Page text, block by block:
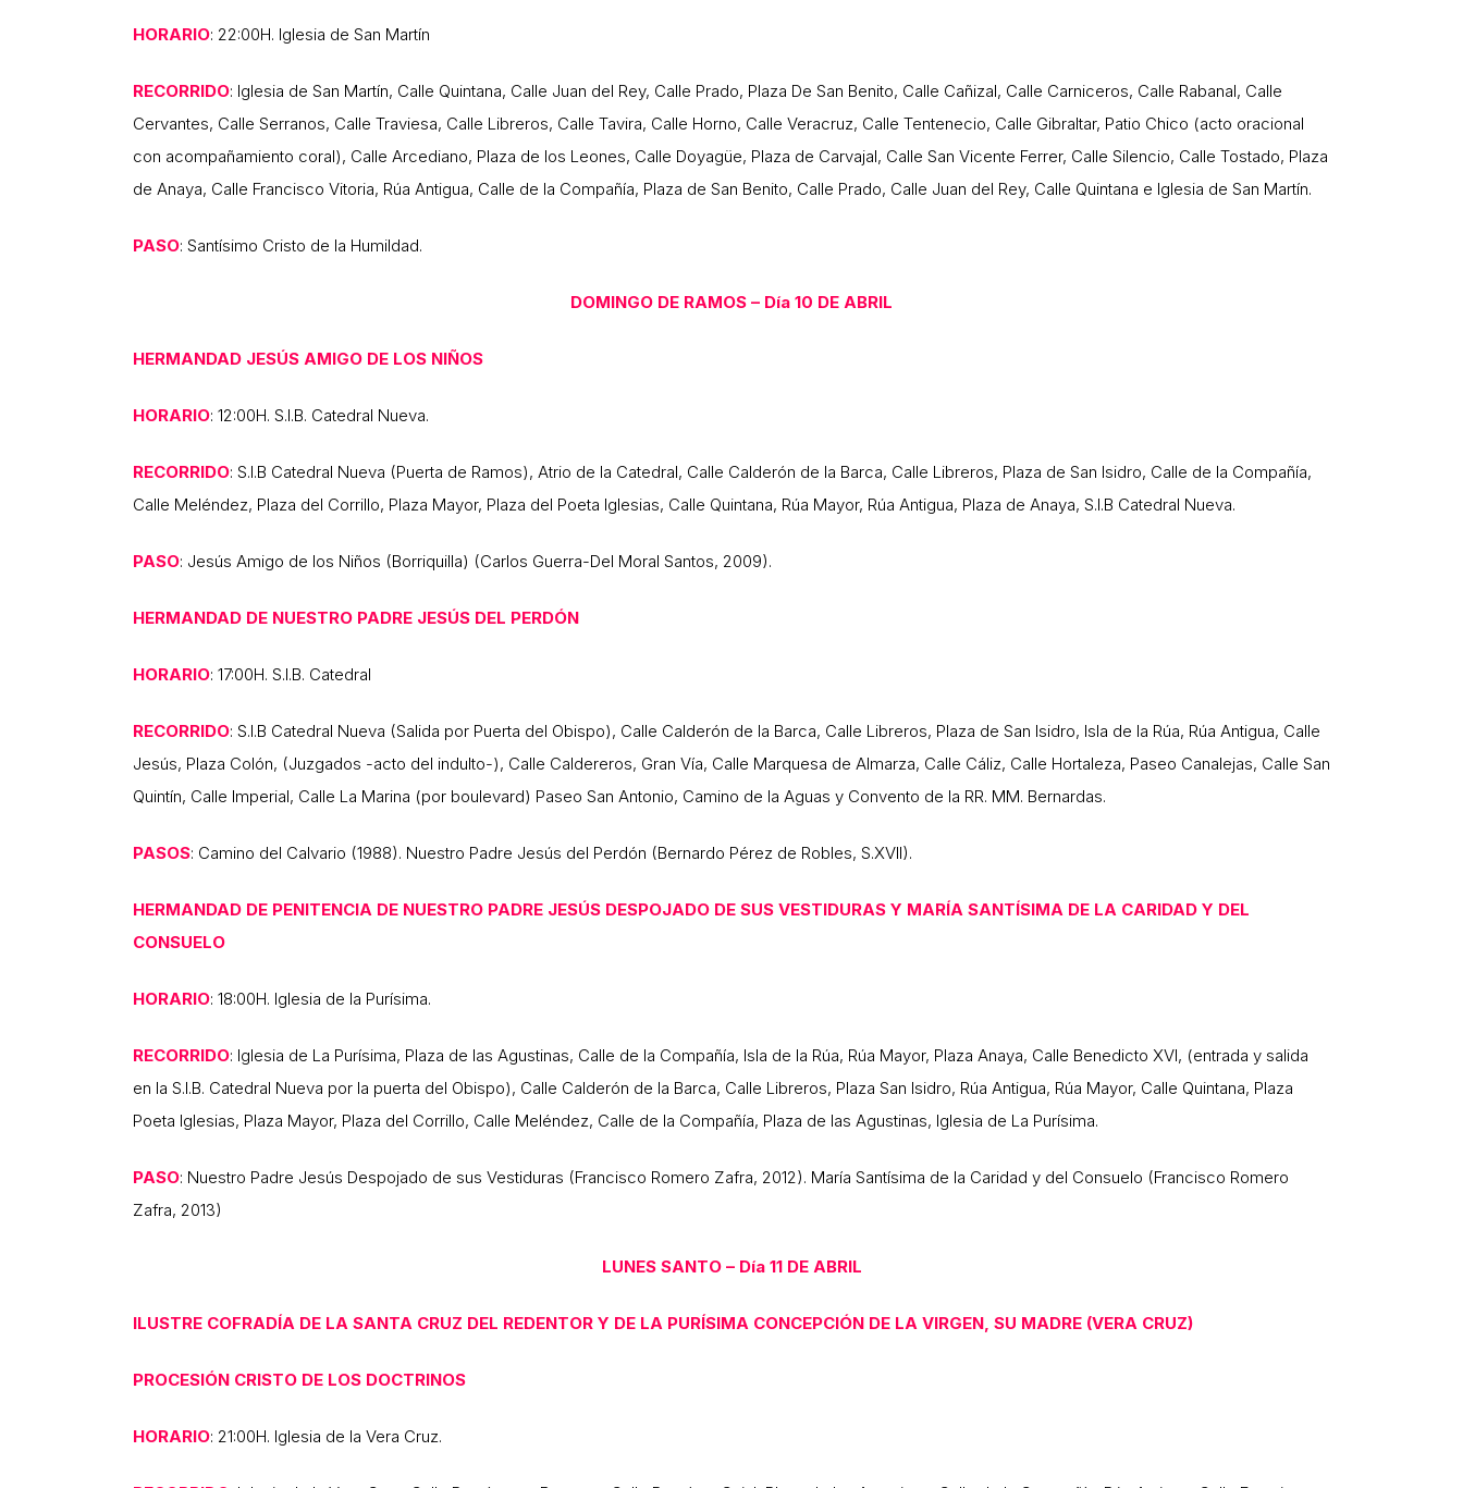
HORARIO: 22:00H. Iglesia de San Martín
RECORRIDO: Iglesia de San Martín, Calle Quintana, Calle Juan del Rey, Calle Prado, Plaza De San Benito, Calle Cañizal, Calle Carniceros, Calle Rabanal, Calle
Cervantes, Calle Serranos, Calle Traviesa, Calle Libreros, Calle Tavira, Calle Horno, Calle Veracruz, Calle Tentenecio, Calle Gibraltar, Patio Chico (acto oracional
con acompañamiento coral), Calle Arcediano, Plaza de los Leones, Calle Doyagüe, Plaza de Carvajal, Calle San Vicente Ferrer, Calle Silencio, Calle Tostado, Plaza
de Anaya, Calle Francisco Vitoria, Rúa Antigua, Calle de la Compañía, Plaza de San Benito, Calle Prado, Calle Juan del Rey, Calle Quintana e Iglesia de San Martín.
PASO: Santísimo Cristo de la Humildad.
DOMINGO DE RAMOS – Día 10 DE ABRIL
HERMANDAD JESÚS AMIGO DE LOS NIÑOS
HORARIO: 12:00H. S.I.B. Catedral Nueva.
RECORRIDO: S.I.B Catedral Nueva (Puerta de Ramos), Atrio de la Catedral, Calle Calderón de la Barca, Calle Libreros, Plaza de San Isidro, Calle de la Compañía,
Calle Meléndez, Plaza del Corrillo, Plaza Mayor, Plaza del Poeta Iglesias, Calle Quintana, Rúa Mayor, Rúa Antigua, Plaza de Anaya, S.I.B Catedral Nueva.
PASO: Jesús Amigo de los Niños (Borriquilla) (Carlos Guerra-Del Moral Santos, 2009).
HERMANDAD DE NUESTRO PADRE JESÚS DEL PERDÓN
HORARIO: 17:00H. S.I.B. Catedral
RECORRIDO: S.I.B Catedral Nueva (Salida por Puerta del Obispo), Calle Calderón de la Barca, Calle Libreros, Plaza de San Isidro, Isla de la Rúa, Rúa Antigua, Calle
Jesús, Plaza Colón, (Juzgados -acto del indulto-), Calle Caldereros, Gran Vía, Calle Marquesa de Almarza, Calle Cáliz, Calle Hortaleza, Paseo Canalejas, Calle San
Quintín, Calle Imperial, Calle La Marina (por boulevard) Paseo San Antonio, Camino de la Aguas y Convento de la RR. MM. Bernardas.
PASOS: Camino del Calvario (1988). Nuestro Padre Jesús del Perdón (Bernardo Pérez de Robles, S.XVII).
HERMANDAD DE PENITENCIA DE NUESTRO PADRE JESÚS DESPOJADO DE SUS VESTIDURAS Y MARÍA SANTÍSIMA DE LA CARIDAD Y DEL
CONSUELO
HORARIO: 18:00H. Iglesia de la Purísima.
RECORRIDO: Iglesia de La Purísima, Plaza de las Agustinas, Calle de la Compañía, Isla de la Rúa, Rúa Mayor, Plaza Anaya, Calle Benedicto XVI, (entrada y salida
en la S.I.B. Catedral Nueva por la puerta del Obispo), Calle Calderón de la Barca, Calle Libreros, Plaza San Isidro, Rúa Antigua, Rúa Mayor, Calle Quintana, Plaza
Poeta Iglesias, Plaza Mayor, Plaza del Corrillo, Calle Meléndez, Calle de la Compañía, Plaza de las Agustinas, Iglesia de La Purísima.
PASO: Nuestro Padre Jesús Despojado de sus Vestiduras (Francisco Romero Zafra, 2012). María Santísima de la Caridad y del Consuelo (Francisco Romero
Zafra, 2013)
LUNES SANTO – Día 11 DE ABRIL
ILUSTRE COFRADÍA DE LA SANTA CRUZ DEL REDENTOR Y DE LA PURÍSIMA CONCEPCIÓN DE LA VIRGEN, SU MADRE (VERA CRUZ)
PROCESIÓN CRISTO DE LOS DOCTRINOS
HORARIO: 21:00H. Iglesia de la Vera Cruz.